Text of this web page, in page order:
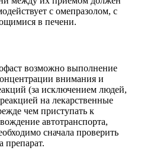
с омепразолом, с
в печени.
возможно выполнение
внимания и
(за исключением людей,
на лекарственные
чем приступать к
автотранспорта,
сначала проверить
препарат.